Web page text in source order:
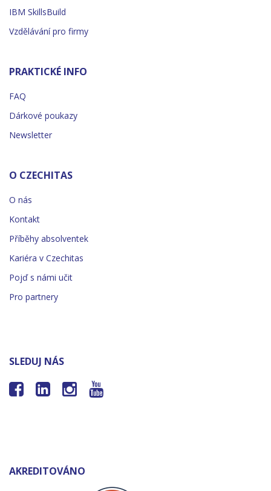
IBM SkillsBuild
Vzdělávání pro firmy
PRAKTICKÉ INFO
FAQ
Dárkové poukazy
Newsletter
O CZECHITAS
O nás
Kontakt
Příběhy absolventek
Kariéra v Czechitas
Pojď s námi učit
Pro partnery
SLEDUJ NÁS
   
AKREDITOVÁNO